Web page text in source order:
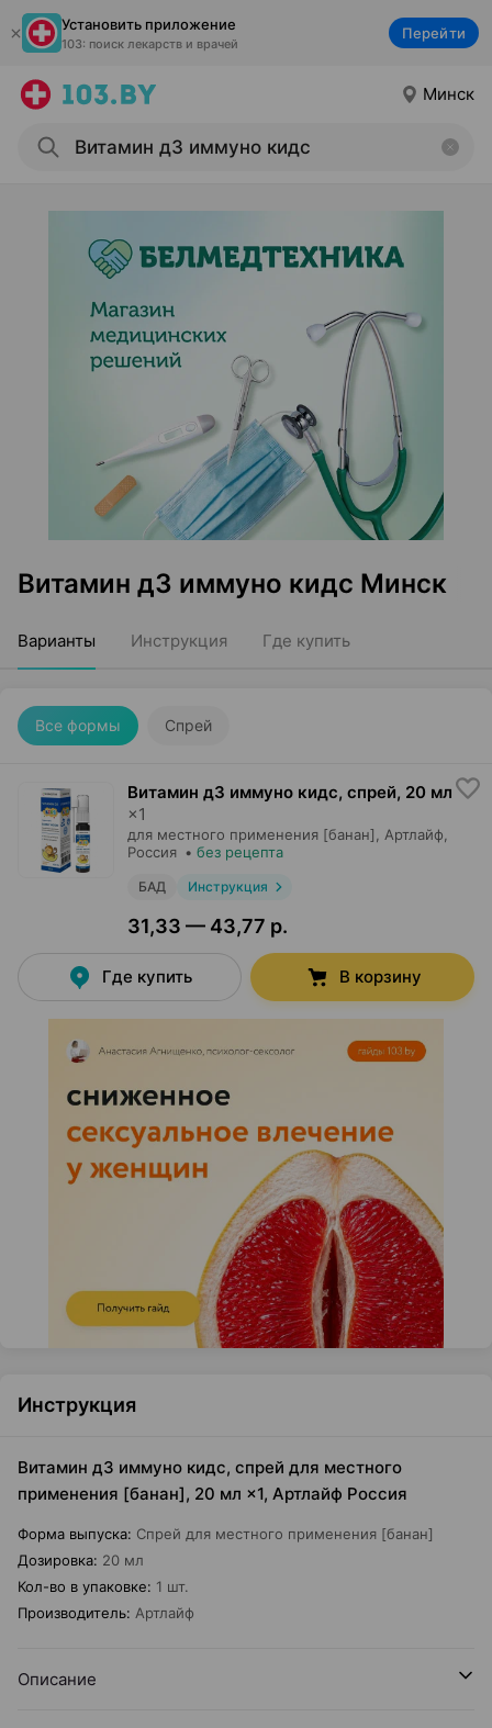
Установить приложение
103: поиск лекарств и врачей
Перейти
Минск
Витамин д3 иммуно кидс Минск
Варианты Инструкция Где купить
Все формы Спрей
Витамин д3 иммуно кидс, спрей, 20 мл
×1
для местного применения [банан], Артлайф
Россия • без рецепта
БАД Инструкция
31,33 — 43,77 р.
Где купить В корзину
Инструкция
Витамин д3 иммуно кидс, спрей для местного
применения [банан], 20 мл ×1, Артлайф Россия
Форма выпуска: Спрей для местного применения [банан]
Дозировка: 20 мл
Кол-во в упаковке: 1 шт.
Производитель: Артлайф
Описание